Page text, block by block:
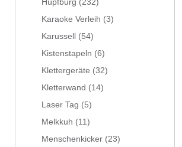
Hüpfburg (232)
Karaoke Verleih (3)
Karussell
(54)
Kistenstapeln (6)
Klettergeräte (32)
Kletterwand (14)
Laser Tag (5)
Melkkuh (11)
Menschenkicker (23)